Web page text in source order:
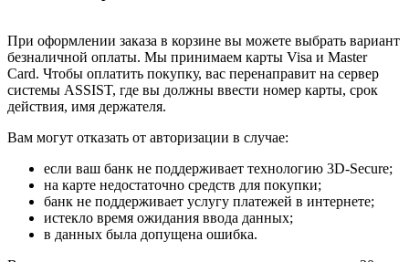
При оформлении заказа в корзине вы можете выбрать вариант
безналичной оплаты. Мы принимаем карты Visa и Master
Card. Чтобы оплатить покупку, вас перенаправит на сервер
системы ASSIST, где вы должны ввести номер карты, срок
действия, имя держателя.
Вам могут отказать от авторизации в случае:
если ваш банк не поддерживает технологию 3D-Secure;
на карте недостаточно средств для покупки;
банк не поддерживает услугу платежей в интернете;
истекло время ожидания ввода данных;
в данных была допущена ошибка.